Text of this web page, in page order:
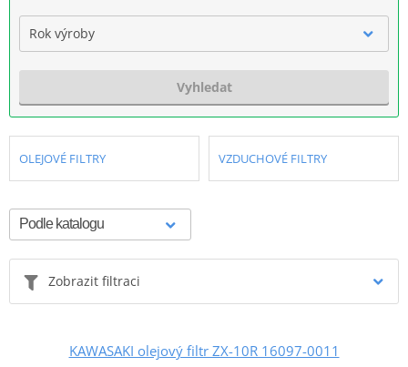
Rok výroby
Vyhledat
OLEJOVÉ FILTRY VZDUCHOVÉ FILTRY
Zobrazit filtraci
KAWASAKI olejový filtr ZX-10R 16097-0011